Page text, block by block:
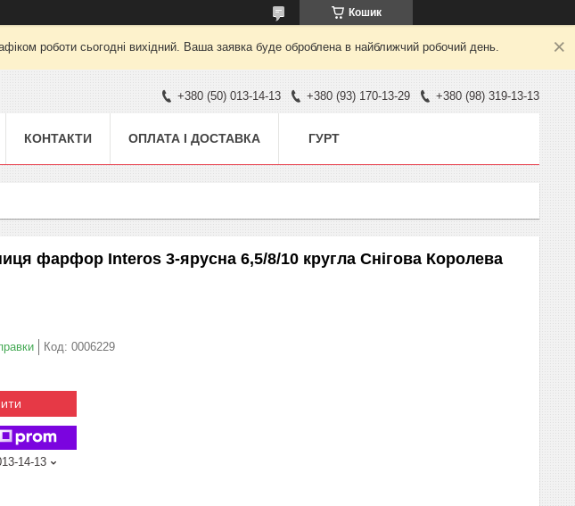
Кошик
роботи сьогодні вихідний. Ваша заявка буде оброблена в найближчий робочий день.
+380 (50) 013-14-13 +380 (93) 170-13-29 +380 (98) 319-13-13
КОНТАКТИ ОПЛАТА І ДОСТАВКА ГУРТ
фарфор Interos 3-ярусна 6,5/8/10 кругла Снігова Королева
Код: 0006229
14-13